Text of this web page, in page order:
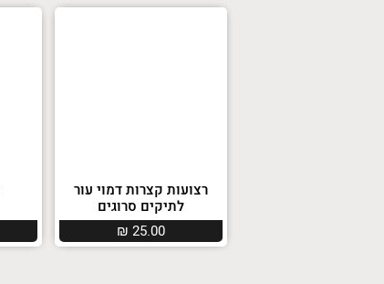
רצועות קצרות דמוי עור
לתיקים סרוגים
₪ 25.00